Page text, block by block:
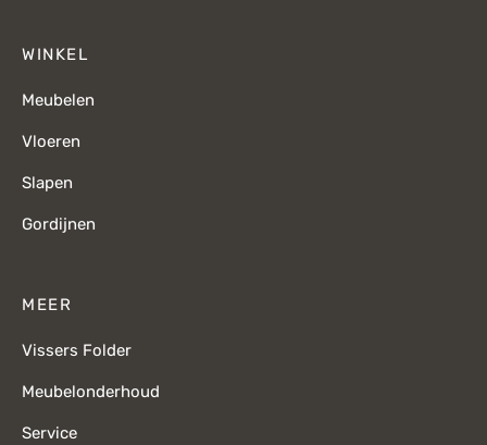
WINKEL
Meubelen
Vloeren
Slapen
Gordijnen
MEER
Vissers Folder
Meubelonderhoud
Service